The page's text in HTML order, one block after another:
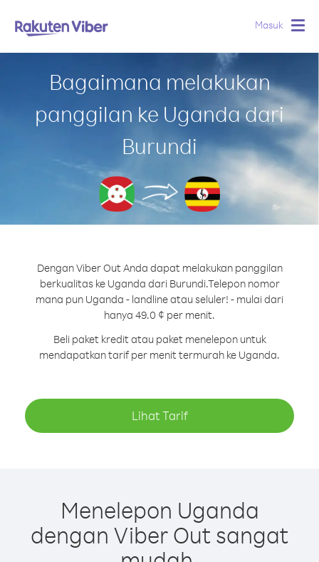
Masuk
Bagaimana melakukan
panggilan ke Uganda dari
Burundi
Dengan Viber Out Anda dapat melakukan panggilan
berkualitas ke Uganda dari Burundi.Telepon nomor
mana pun Uganda - landline atau seluler! - mulai dari
hanya 49.0 ¢ per menit.
Beli paket kredit atau paket menelepon untuk
mendapatkan tarif per menit termurah ke Uganda.
Lihat Tarif
Menelepon Uganda
dengan Viber Out sangat